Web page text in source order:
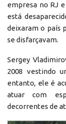
empresa no RJ
está
deixaram o país
se disfarçavam.
Sergey
2008 vestindo
entanto, ele é
atuar com
decorrentes de